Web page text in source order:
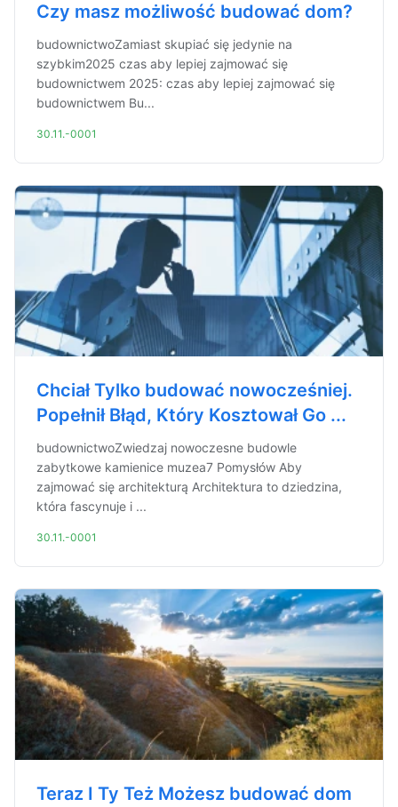
Czy masz możliwość budować dom?
budownictwoZamiast skupiać się jedynie na
szybkim2025 czas aby lepiej zajmować się
budownictwem 2025: czas aby lepiej zajmować się
budownictwem Bu...
30.11.-0001
Chciał Tylko budować nowocześniej.
Popełnił Błąd, Który Kosztował Go ...
budownictwoZwiedzaj nowoczesne budowle
zabytkowe kamienice muzea7 Pomysłów Aby
zajmować się architekturą Architektura to dziedzina,
która fascynuje i ...
30.11.-0001
Teraz I Ty Też Możesz budować dom